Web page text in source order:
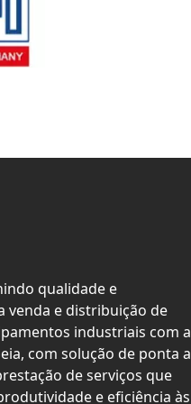
qualidade e
venda e distribuição de
industriais com a
com solução de ponta a
de serviços que
e eficiência às